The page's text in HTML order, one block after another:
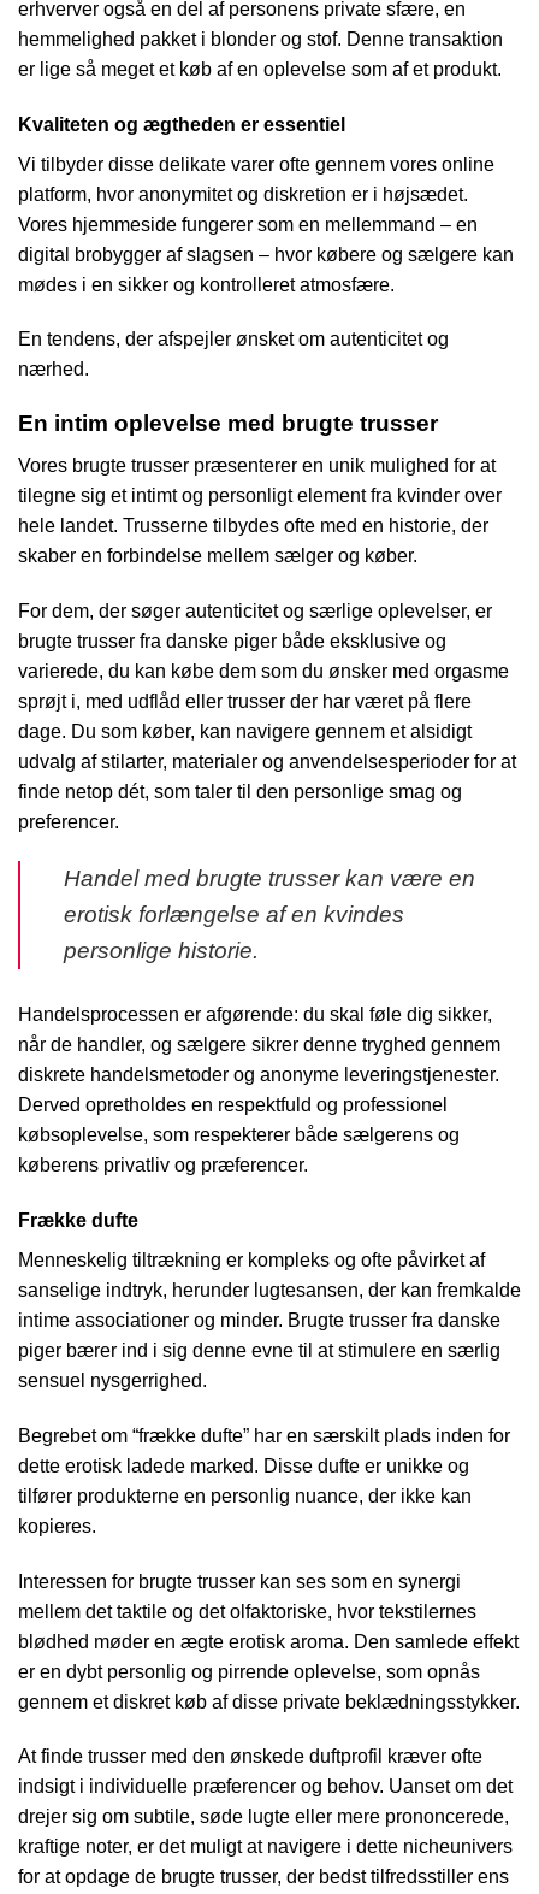
erhverver også en del af personens private sfære, en
hemmelighed pakket i blonder og stof. Denne transaktion
er lige så meget et køb af en oplevelse som af et produkt.
Kvaliteten og ægtheden er essentiel
Vi tilbyder disse delikate varer ofte gennem vores online
platform, hvor anonymitet og diskretion er i højsædet.
Vores hjemmeside fungerer som en mellemmand – en
digital brobygger af slagsen – hvor købere og sælgere kan
mødes i en sikker og kontrolleret atmosfære.
En tendens, der afspejler ønsket om autenticitet og
nærhed.
En intim oplevelse med brugte trusser
Vores brugte trusser præsenterer en unik mulighed for at
tilegne sig et intimt og personligt element fra kvinder over
hele landet. Trusserne tilbydes ofte med en historie, der
skaber en forbindelse mellem sælger og køber.
For dem, der søger autenticitet og særlige oplevelser, er
brugte trusser fra danske piger både eksklusive og
varierede, du kan købe dem som du ønsker med orgasme
sprøjt i, med udflåd eller trusser der har været på flere
dage. Du som køber, kan navigere gennem et alsidigt
udvalg af stilarter, materialer og anvendelsesperioder for at
finde netop dét, som taler til den personlige smag og
preferencer.
Handel med brugte trusser kan være en
erotisk forlængelse af en kvindes
personlige historie.
Handelsprocessen er afgørende: du skal føle dig sikker,
når de handler, og sælgere sikrer denne tryghed gennem
diskrete handelsmetoder og anonyme leveringstjenester.
Derved opretholdes en respektfuld og professionel
købsoplevelse, som respekterer både sælgerens og
køberens privatliv og præferencer.
Frække dufte
Menneskelig tiltrækning er kompleks og ofte påvirket af
sanselige indtryk, herunder lugtesansen, der kan fremkalde
intime associationer og minder. Brugte trusser fra danske
piger bærer ind i sig denne evne til at stimulere en særlig
sensuel nysgerrighed.
Begrebet om “frække dufte” har en særskilt plads inden for
dette erotisk ladede marked. Disse dufte er unikke og
tilfører produkterne en personlig nuance, der ikke kan
kopieres.
Interessen for brugte trusser kan ses som en synergi
mellem det taktile og det olfaktoriske, hvor tekstilernes
blødhed møder en ægte erotisk aroma. Den samlede effekt
er en dybt personlig og pirrende oplevelse, som opnås
gennem et diskret køb af disse private beklædningsstykker.
At finde trusser med den ønskede duftprofil kræver ofte
indsigt i individuelle præferencer og behov. Uanset om det
drejer sig om subtile, søde lugte eller mere prononcerede,
kraftige noter, er det muligt at navigere i dette nicheunivers
for at opdage de brugte trusser, der bedst tilfredsstiller ens